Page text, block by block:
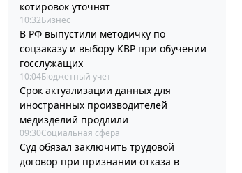
котировок уточнят
10:32Бизнес
В РФ выпустили методичку по
соцзаказу и выбору КВР при обучении
госслужащих
10:04Бюджетный учет
Срок актуализации данных для
иностранных производителей
медизделий продлили
09:30Социальная сфера
Суд обязал заключить трудовой
договор при признании отказа в